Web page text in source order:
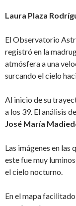
Laura Plaza
El Observatorio
registró en la
atmósfera a una
surcando el cielo
Al inicio de su
a los 39. El análisis
José María
Las imágenes en las
este fue muy
el cielo nocturno.
En el mapa